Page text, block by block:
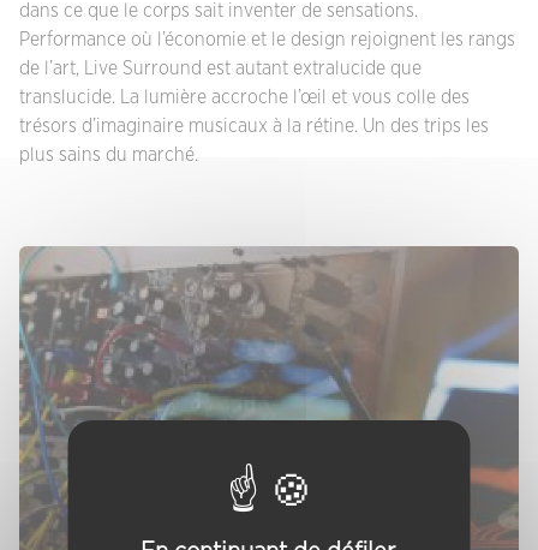
dans ce que le corps sait inventer de sensations.
Performance où l’économie et le design rejoignent les rangs
de l’art, Live Surround est autant extralucide que
translucide. La lumière accroche l’œil et vous colle des
trésors d’imaginaire musicaux à la rétine. Un des trips les
plus sains du marché.